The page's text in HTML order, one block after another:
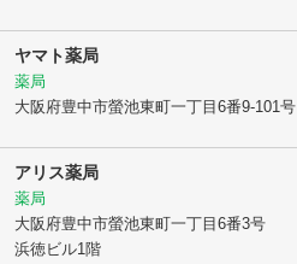
ヤマト薬局
薬局
大阪府豊中市螢池東町一丁目6番9-101号
アリス薬局
薬局
大阪府豊中市螢池東町一丁目6番3号
浜徳ビル1階